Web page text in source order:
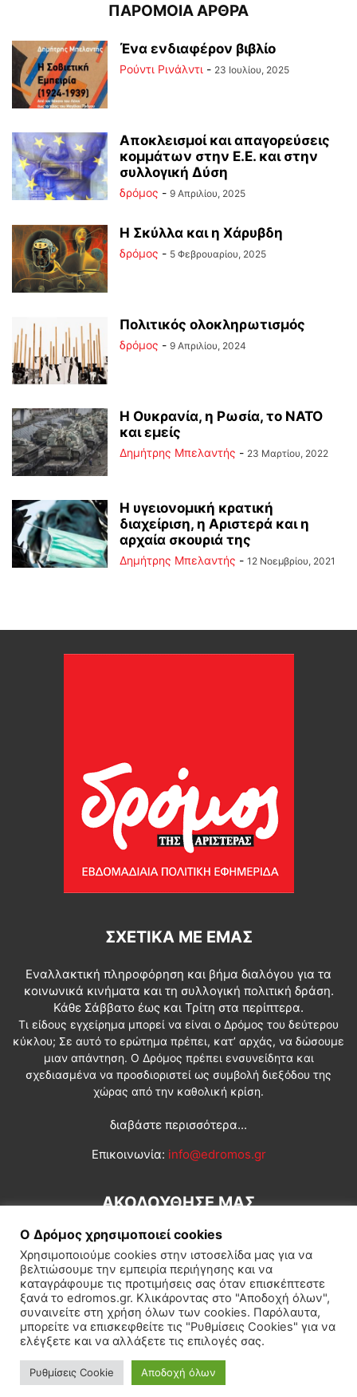
ΠΑΡΟΜΟΙΑ ΑΡΘΡΑ
Ένα ενδιαφέρον βιβλίο
Ρούντι Ρινάλντι - 23 Ιουλίου, 2025
Αποκλεισμοί και απαγορεύσεις
κομμάτων στην Ε.Ε. και στην
συλλογική Δύση
δρόμος - 9 Απριλίου, 2025
Η Σκύλλα και η Χάρυβδη
δρόμος - 5 Φεβρουαρίου, 2025
Πολιτικός ολοκληρωτισμός
δρόμος - 9 Απριλίου, 2024
Η Ουκρανία, η Ρωσία, το ΝΑΤΟ
και εμείς
Δημήτρης Μπελαντής - 23 Μαρτίου, 2022
Η υγειονομική κρατική
διαχείριση, η Αριστερά και η
αρχαία σκουριά της
Δημήτρης Μπελαντής - 12 Νοεμβρίου, 2021
ΣΧΕΤΙΚΆ ΜΕ ΕΜΆΣ
Εναλλακτική πληροφόρηση και βήμα διαλόγου για τα
κοινωνικά κινήματα και τη συλλογική πολιτική δράση.
Κάθε Σάββατο έως και Τρίτη στα περίπτερα.
Τι είδους εγχείρημα μπορεί να είναι ο Δρόμος του δεύτερου
κύκλου; Σε αυτό το ερώτημα πρέπει, κατ’ αρχάς, να δώσουμε
μιαν απάντηση. Ο Δρόμος πρέπει ενσυνείδητα και
σχεδιασμένα να προσδιοριστεί ως συμβολή διεξόδου της
χώρας από την καθολική κρίση.
διαβάστε περισσότερα...
Επικοινωνία: info@edromos.gr
ΑΚΟΛΟΥΘΗΣΕ ΜΑΣ
Εγγραφή συνδρομητή Πολιτική Διεθνή Κοινωνία
Πολιτισμός Αφιερώματα
© Δρόμος της Αριστεράς
Ο Δρόμος χρησιμοποιεί cookies
Χρησιμοποιούμε cookies στην ιστοσελίδα μας για να
βελτιώσουμε την εμπειρία περιήγησης και να
καταγράφουμε τις προτιμήσεις σας όταν επισκέπτεστε
ξανά το edromos.gr. Κλικάροντας στο "Αποδοχή όλων",
συναινείτε στη χρήση όλων των cookies. Παρόλαυτα,
μπορείτε να επισκεφθείτε τις "Ρυθμίσεις Cookies" για να
ελέγξετε και να αλλάξετε τις επιλογές σας.
Ρυθμίσεις Cookie Αποδοχή όλων